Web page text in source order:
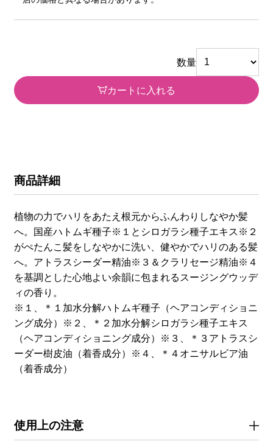
数量
カートに入れる
商品詳細
植物の力でハリをあたえ根元からふんわりしなやか髪
へ。国産ハトムギ種子※１とシロガラシ種子エキス※２
がぺたんこ髪をしなやかに洗い、健やかでハリのある髪
へ。アトラスシーダー精油※３＆クラリセージ精油※４
を基調とした心地よい余韻に包まれるスージングウッデ
ィの香り。
※１、＊１加水分解ハトムギ種子（ヘアコンディショニ
ング成分）※２、＊２加水分解シロガラシ種子エキス
（ヘアコンディショニング成分）※３、＊３アトラスシ
ーダー樹皮油（着香成分）※４、＊４オニサルビア油
（着香成分）
使用上の注意